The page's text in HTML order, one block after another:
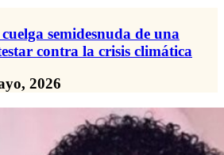
semidesnuda de una
contra la crisis climática
2026